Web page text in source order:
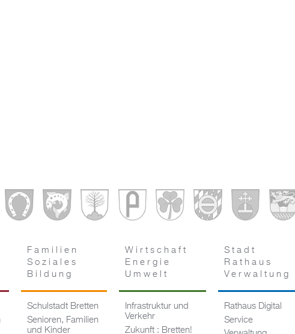
Familien
Soziales
Bildung
Schulstadt Bretten
Senioren, Familien
und Kinder
Wirtschaft
Energie
Umwelt
Infrastruktur und
Verkehr
Zukunft : Bretten!
Stadt
Rathaus
Verwaltung
Rathaus Digital
Service